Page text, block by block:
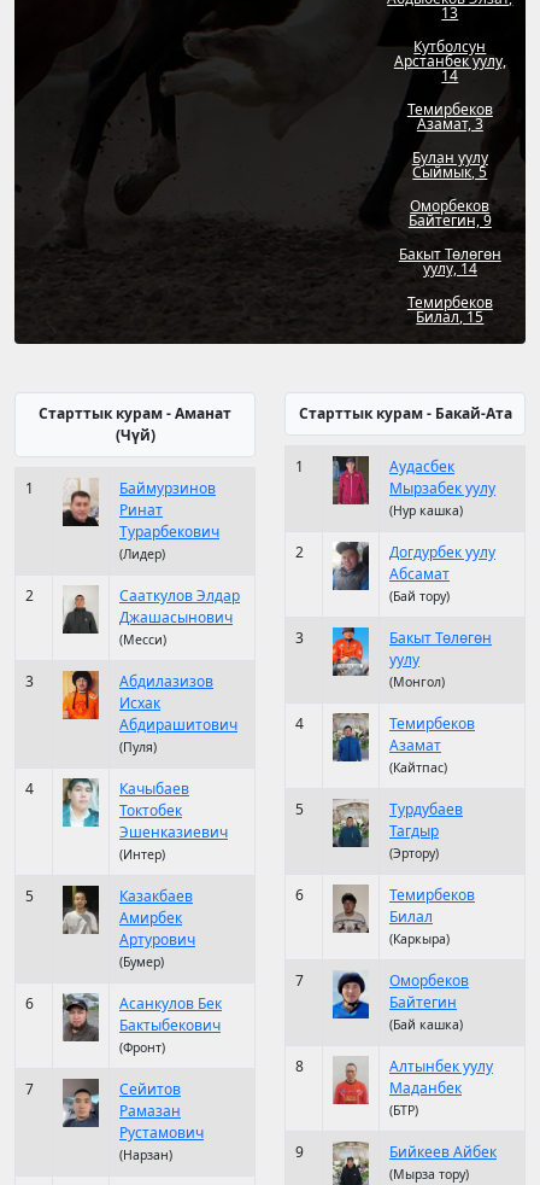
13
Кутболсун
Арстанбек уулу,
14
Темирбеков
Азамат, 3
Булан уулу
Сыймык, 5
Оморбеков
Байтегин, 9
Бакыт Төлөгөн
уулу, 14
Темирбеков
Билал, 15
Старттык курам - Аманат
(Чүй)
1
Баймурзинов
Ринат
Турарбекович
(Лидер)
2
Сааткулов Элдар
Джашасынович
(Месси)
3
Абдилазизов
Исхак
Абдирашитович
(Пуля)
4
Качыбаев
Токтобек
Эшенказиевич
(Интер)
5
Казакбаев
Амирбек
Артурович
(Бумер)
6
Асанкулов Бек
Бактыбекович
(Фронт)
7
Сейитов
Рамазан
Рустамович
(Нарзан)
Старттык курам - Бакай-Ата
1
Аудасбек
Мырзабек уулу
(Нур кашка)
2
Догдурбек уулу
Абсамат
(Бай тору)
3
Бакыт Төлөгөн
уулу
(Монгол)
4
Темирбеков
Азамат
(Кайтпас)
5
Турдубаев
Тагдыр
(Эртору)
6
Темирбеков
Билал
(Каркыра)
7
Оморбеков
Байтегин
(Бай кашка)
8
Алтынбек уулу
Маданбек
(БТР)
9 Бийкеев Айбек
(Мырза тору)